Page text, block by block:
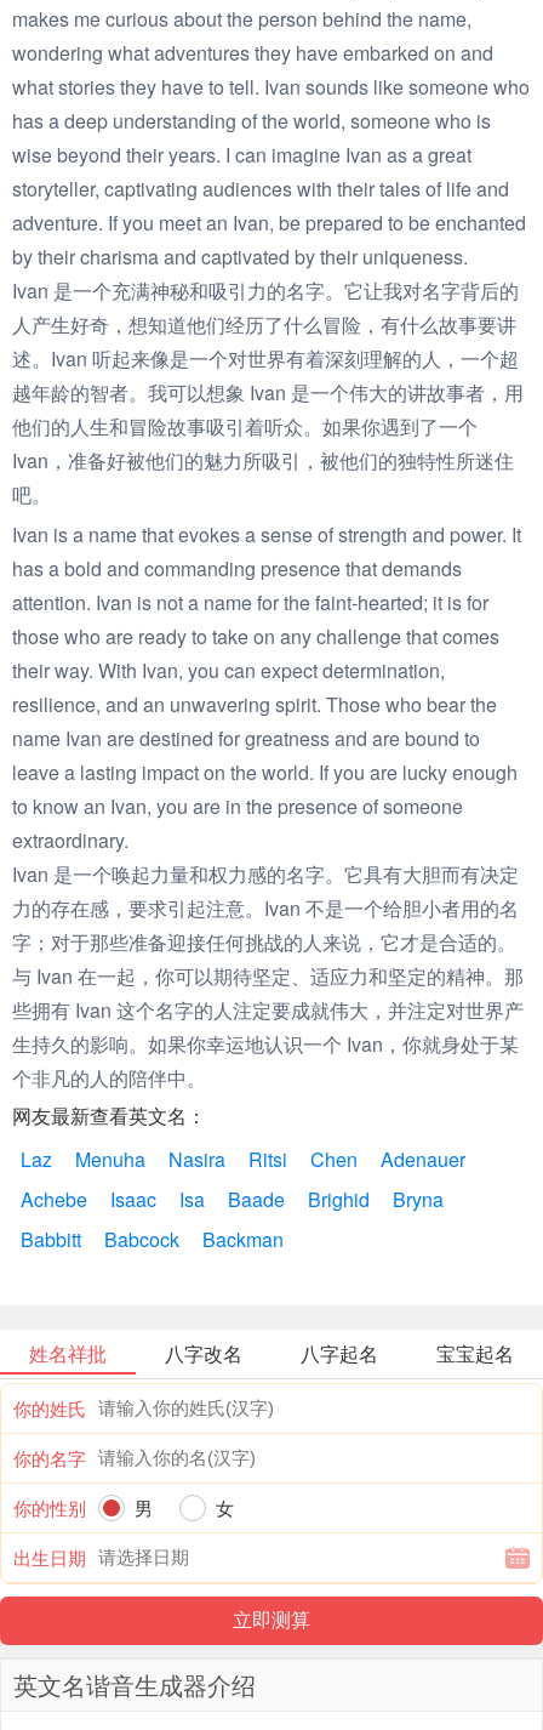
makes me curious about the person behind the name,
wondering what adventures they have embarked on and
what stories they have to tell. Ivan sounds like someone who
has a deep understanding of the world, someone who is
wise beyond their years. I can imagine Ivan as a great
storyteller, captivating audiences with their tales of life and
adventure. If you meet an Ivan, be prepared to be enchanted
by their charisma and captivated by their uniqueness.
Ivan 是一个充满神秘和吸引力的名字。它让我对名字背后的
人产生好奇，想知道他们经历了什么冒险，有什么故事要讲
述。Ivan 听起来像是一个对世界有着深刻理解的人，一个超
越年龄的智者。我可以想象 Ivan 是一个伟大的讲故事者，用
他们的人生和冒险故事吸引着听众。如果你遇到了一个
Ivan，准备好被他们的魅力所吸引，被他们的独特性所迷住
吧。
Ivan is a name that evokes a sense of strength and power. It
has a bold and commanding presence that demands
attention. Ivan is not a name for the faint-hearted; it is for
those who are ready to take on any challenge that comes
their way. With Ivan, you can expect determination,
resilience, and an unwavering spirit. Those who bear the
name Ivan are destined for greatness and are bound to
leave a lasting impact on the world. If you are lucky enough
to know an Ivan, you are in the presence of someone
extraordinary.
Ivan 是一个唤起力量和权力感的名字。它具有大胆而有决定
力的存在感，要求引起注意。Ivan 不是一个给胆小者用的名
字；对于那些准备迎接任何挑战的人来说，它才是合适的。
与 Ivan 在一起，你可以期待坚定、适应力和坚定的精神。那
些拥有 Ivan 这个名字的人注定要成就伟大，并注定对世界产
生持久的影响。如果你幸运地认识一个 Ivan，你就身处于某
个非凡的人的陪伴中。
网友最新查看英文名：
Laz
Menuha Nasira Ritsi Chen
Adenauer
Achebe
Isaac Isa Baade Brighid
Bryna
Babbitt
Babcock Backman
姓名祥批 八字改名 八字起名 宝宝起名
你的姓氏
你的名字
你的性别
男
女
出生日期
英文名谐音生成器介绍